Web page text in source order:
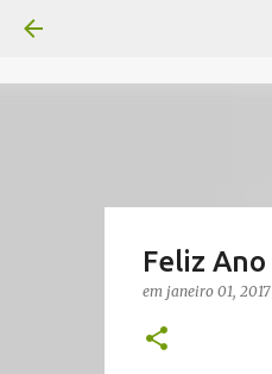
Feliz
em janeiro 01, 2017